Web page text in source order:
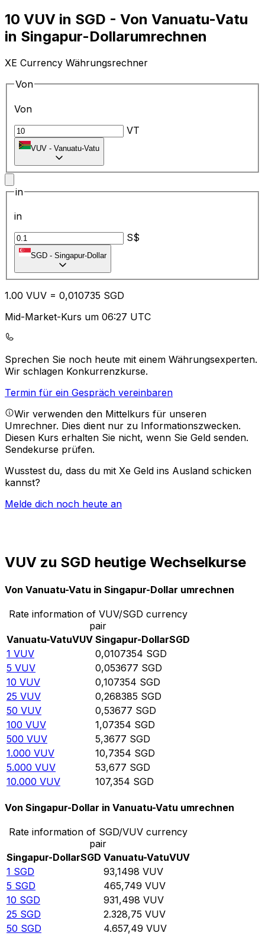
10 VUV in SGD - Von Vanuatu-Vatu
in Singapur-Dollarumrechnen
XE Currency Währungsrechner
Von
Von
VT
VUV - Vanuatu-Vatu
in
in
S$
SGD - Singapur-Dollar
1.00 VUV = 0,010735 SGD
Mid-Market-Kurs um 06:27 UTC
Sprechen Sie noch heute mit einem Währungsexperten.
Wir schlagen Konkurrenzkurse.
Termin für ein Gespräch vereinbaren
Wir verwenden den Mittelkurs für unseren
Umrechner. Dies dient nur zu Informationszwecken.
Diesen Kurs erhalten Sie nicht, wenn Sie Geld senden.
Sendekurse prüfen.
Wusstest du, dass du mit Xe Geld ins Ausland schicken
kannst?
Melde dich noch heute an
VUV zu SGD heutige Wechselkurse
Von Vanuatu-Vatu in Singapur-Dollar umrechnen
Rate information of VUV/SGD currency
pair
Vanuatu-VatuVUV Singapur-DollarSGD
1 VUV 0,0107354 SGD
5 VUV 0,053677 SGD
10 VUV 0,107354 SGD
25 VUV 0,268385 SGD
50 VUV 0,53677 SGD
100 VUV 1,07354 SGD
500 VUV 5,3677 SGD
1.000 VUV 10,7354 SGD
5.000 VUV 53,677 SGD
10.000 VUV 107,354 SGD
Von Singapur-Dollar in Vanuatu-Vatu umrechnen
Rate information of SGD/VUV currency
pair
Singapur-DollarSGD Vanuatu-VatuVUV
1 SGD 93,1498 VUV
5 SGD 465,749 VUV
10 SGD 931,498 VUV
25 SGD 2.328,75 VUV
50 SGD 4.657,49 VUV